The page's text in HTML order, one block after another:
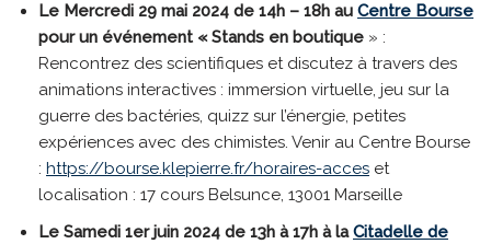
Le Mercredi 29 mai 2024 de 14h – 18h au Centre Bourse
pour un événement « Stands en boutique » :
Rencontrez des scientifiques et discutez à travers des
animations interactives : immersion virtuelle, jeu sur la
guerre des bactéries, quizz sur l’énergie, petites
expériences avec des chimistes. Venir au Centre Bourse
: https://bourse.klepierre.fr/horaires-acces et
localisation : 17 cours Belsunce, 13001 Marseille
Le Samedi 1er juin 2024 de 13h à 17h à laCitadelle de